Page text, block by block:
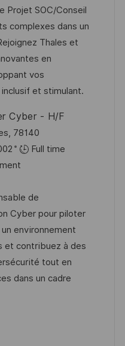
Projet SOC/Conseil
complexes dans un
Thales et
en
vos
et stimulant.
Cyber - H/F
78140
Full time
de
Cyber pour piloter
environnement
et contribuez à des
tout en
dans un cadre